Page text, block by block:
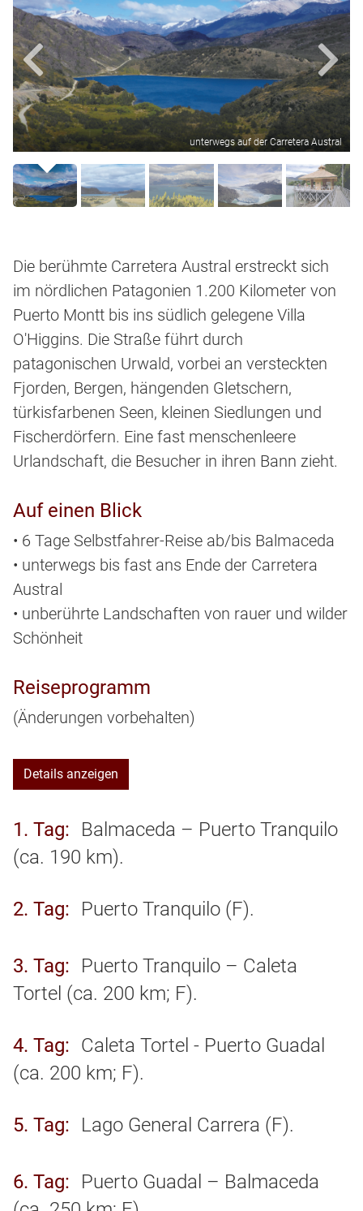
unterwegs auf der Carretera Austral
Die berühmte Carretera Austral erstreckt sich
im nördlichen Patagonien 1.200 Kilometer von
Puerto Montt bis ins südlich gelegene Villa
O'Higgins. Die Straße führt durch
patagonischen Urwald, vorbei an versteckten
Fjorden, Bergen, hängenden Gletschern,
türkisfarbenen Seen, kleinen Siedlungen und
Fischerdörfern. Eine fast menschenleere
Urlandschaft, die Besucher in ihren Bann zieht.
Auf einen Blick
• 6 Tage Selbstfahrer-Reise ab/bis Balmaceda
• unterwegs bis fast ans Ende der Carretera
Austral
• unberührte Landschaften von rauer und wilder
Schönheit
Reiseprogramm
(Änderungen vorbehalten)
Details anzeigen
1. Tag
Balmaceda – Puerto Tranquilo
(ca. 190 km).
2. Tag Puerto Tranquilo (F).
3. Tag
Puerto Tranquilo – Caleta
Tortel (ca. 200 km; F).
4. Tag
Caleta Tortel - Puerto Guadal
(ca. 200 km; F).
5. Tag Lago General Carrera (F).
6. Tag
Puerto Guadal – Balmaceda